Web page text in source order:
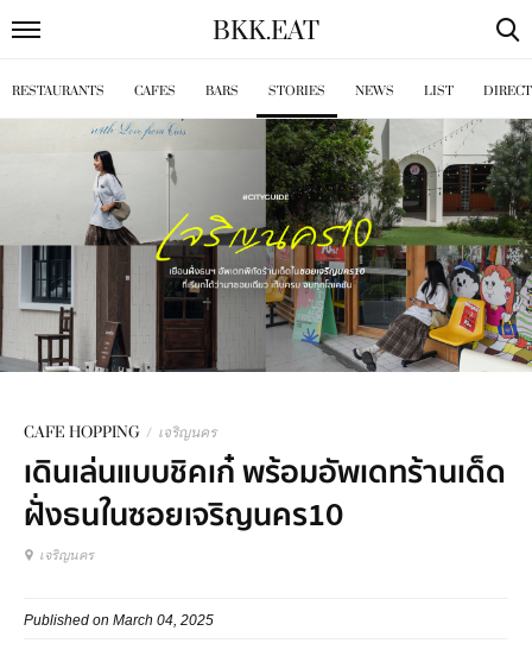
BKK.EAT
RESTAURANTS CAFES BARS STORIES NEWS LIST
CAFE HOPPING / เจริญนคร
เดินเล่นแบบชิคเก๋ พร้อมอัพเดทร้านเด็ด
ฝั่งธนในซอยเจริญนคร10
เจริญนคร
Published on March 04, 2025